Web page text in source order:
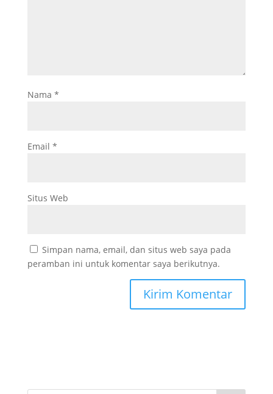
Nama *
Email *
Situs Web
Simpan nama, email, dan situs web saya pada
peramban ini untuk komentar saya berikutnya.